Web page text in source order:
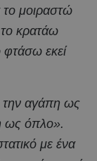
μοιραστώ
το κρατάω
φτάσω εκεί
την αγάπη ως
ως όπλο».
με ένα